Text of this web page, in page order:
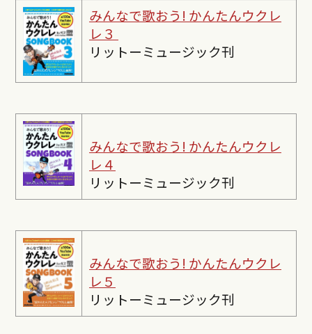
みんなで歌おう! かんたんウクレ
レ３
リットーミュージック刊
みんなで歌おう! かんたんウクレ
レ４
リットーミュージック刊
みんなで歌おう! かんたんウクレ
レ５
リットーミュージック刊